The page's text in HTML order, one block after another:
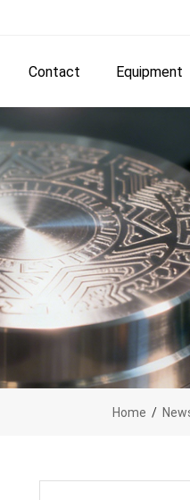
Contact Equipment
Home /